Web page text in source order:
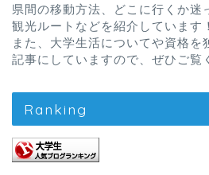
県間の移動方法、どこに行くか迷
観光ルートなどを紹介しています！
また、大学生活についてや資格を
記事にしていますので、ぜひご覧
Ranking